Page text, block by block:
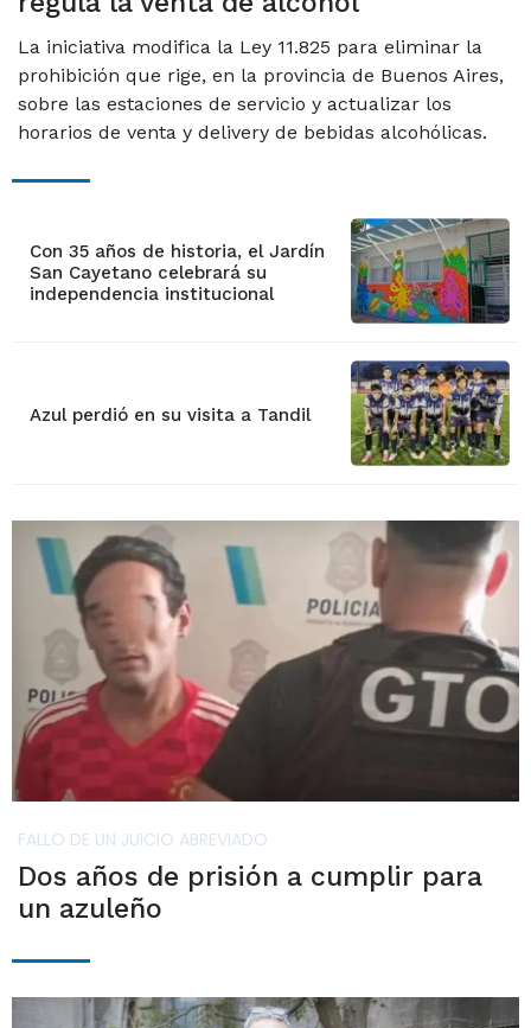
La iniciativa modifica la Ley 11.825 para eliminar la
prohibición que rige, en la provincia de Buenos Aires,
sobre las estaciones de servicio y actualizar los
horarios de venta y delivery de bebidas alcohólicas.
Con 35 años de historia, el Jardín
San Cayetano celebrará su
independencia institucional
Azul perdió en su visita a Tandil
FALLO DE UN JUICIO ABREVIADO
Dos años de prisión a cumplir para
un azuleño